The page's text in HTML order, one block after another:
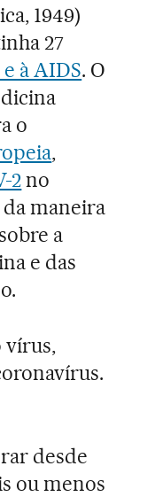
1949)
27
à AIDS. O
o
,
2no
da maneira
a
e das
vírus,
desde
ou menos